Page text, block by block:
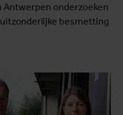
Antwerpen onderzoeken
besmetting